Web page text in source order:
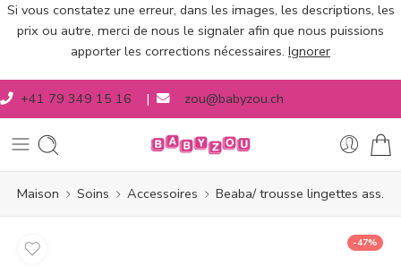
Si vous constatez une erreur, dans les images, les descriptions, les
prix ou autre, merci de nous le signaler afin que nous puissions
apporter les corrections nécessaires. Ignorer
+41 79 349 15 16 | zou@babyzou.ch
Maison Soins Accessoires Beaba/ trousse lingettes ass.
-47%